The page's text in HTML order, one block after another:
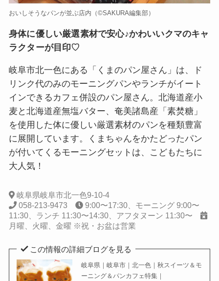
おいしそうなパンが並ぶ店内（©️SAKURA編集部）
身体に優しい厳選素材で安心♪かわいいクマのキャ
ラクターが目印♡
岐阜市北一色にある「くまのパン屋さん」は、ド
リンク代のみのモーニングパンやランチがイート
インできるカフェ併設のパン屋さん。北海道産小
麦と北海道産無塩バター、奄美諸島産「素焚糖」
を使用した体に優しい厳選素材のパンを種類豊富
に展開しています。くまちゃんをかたどったパン
が付いてくるモーニングセットは、こどもたちに
大人気！
岐阜県岐阜市北一色9-10-4
058-213-9473
9:00〜17:30、モーニング 9:00〜
11:30、ランチ 11:30〜14:30、アフタヌーン 11:30〜
月曜、火曜、金曜 ※祝・お盆は営業
この情報の詳細ブログを見る
岐阜県｜岐阜市｜北一色｜秋スイーツ＆モ
ーニング＆パンカフェ特集｜